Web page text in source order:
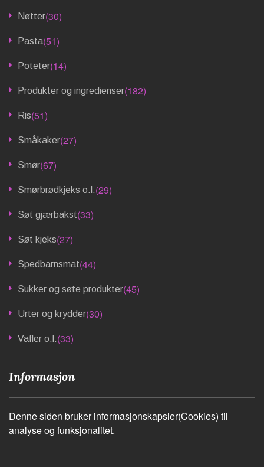
Nøtter(30)
Pasta(51)
Poteter(14)
Produkter og ingredienser(182)
Ris(51)
Småkaker(27)
Smør(67)
Smørbrødkjeks o.l.(29)
Søt gjærbakst(33)
Søt kjeks(27)
Spedbarnsmat(44)
Sukker og søte produkter(45)
Urter og krydder(30)
Vafler o.l.(33)
Informasjon
Denne siden bruker informasjonskapsler(Cookies) til
analyse og funksjonalitet.